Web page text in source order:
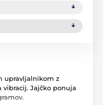
upravljalnikom z
Jajčko ponuja